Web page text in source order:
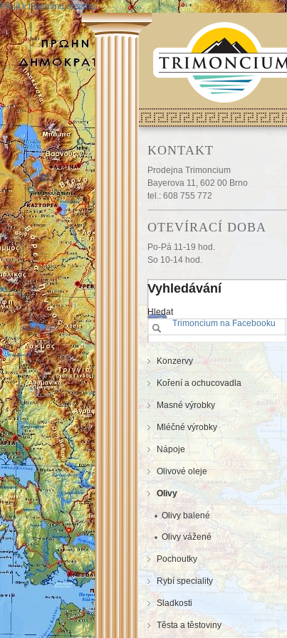
Přejít k hlavnímu obsahu
KONTAKT
Prodejna Trimoncium
Bayerova 11, 602 00 Brno
tel.: 608 755 772
OTEVÍRACÍ DOBA
Po-Pá 11-19 hod.
So 10-14 hod.
Vyhledávání
Hledat
Trimoncium na Facebooku
Konzervy
Koření a ochucovadla
Masné výrobky
Mléčné výrobky
Nápoje
Olivové oleje
Olivy
Olivy balené
Olivy vážené
Pochoutky
Rybí speciality
Sladkosti
Těsta a těstoviny